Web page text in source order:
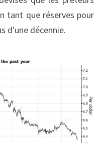
tant que réserves pour
d'une décennie.